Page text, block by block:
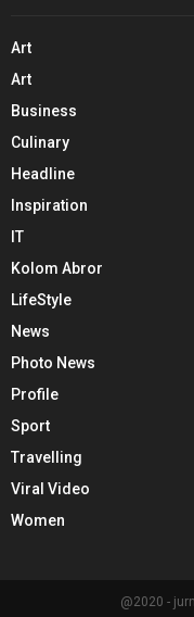
Art
Art
Business
Culinary
Headline
Inspiration
IT
Kolom Abror
LifeStyle
News
Photo News
Profile
Sport
Travelling
Viral Video
Women
@2020 -